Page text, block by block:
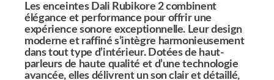
Les enceintes Dali Rubikore 2 combinent
élégance et performance pour offrir une
expérience sonore exceptionnelle. Leur design
moderne et raffiné s’intègre harmonieusement
dans tout type d’intérieur. Dotées de haut-
parleurs de haute qualité et d’une technologie
avancée, elles délivrent un son clair et détaillé,